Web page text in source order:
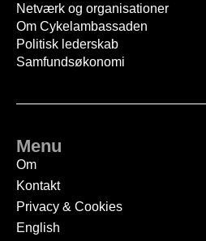
Netværk og organisationer
Om Cykelambassaden
Politisk lederskab
Samfundsøkonomi
Menu
Om
Kontakt
Privacy & Cookies
English